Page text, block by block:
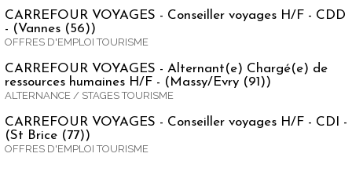
CARREFOUR VOYAGES - Conseiller voyages H/F - CDD
- (Vannes (56))
OFFRES D'EMPLOI TOURISME
CARREFOUR VOYAGES - Alternant(e) Chargé(e) de
ressources humaines H/F - (Massy/Evry (91))
ALTERNANCE / STAGES TOURISME
CARREFOUR VOYAGES - Conseiller voyages H/F - CDI -
(St Brice (77))
OFFRES D'EMPLOI TOURISME